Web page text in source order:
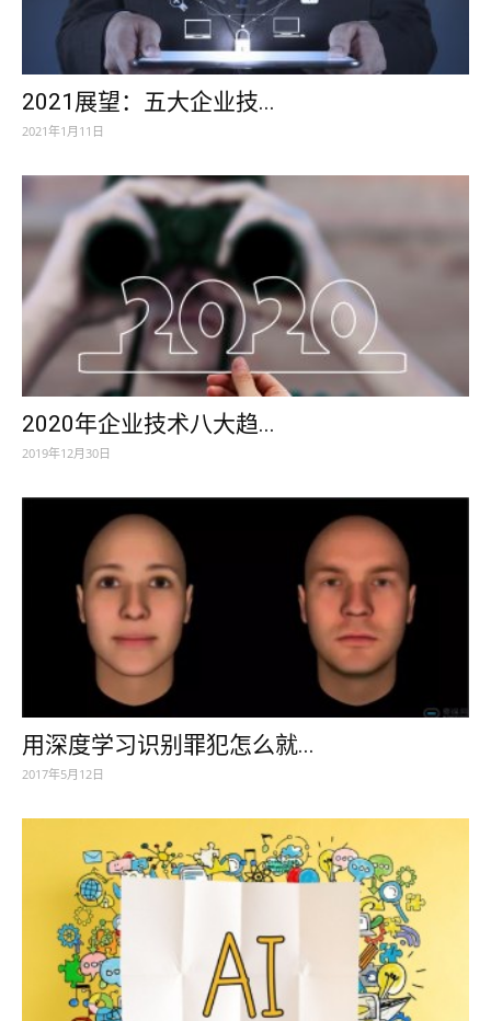
2021展望：五大企业技...
2021年1月11日
2020年企业技术八大趋...
2019年12月30日
用深度学习识别罪犯怎么就...
2017年5月12日